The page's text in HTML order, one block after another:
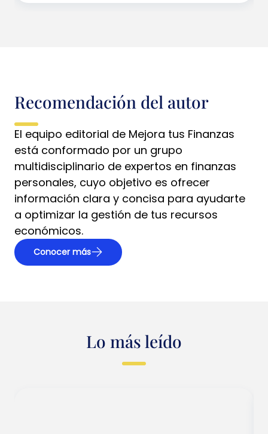
Recomendación del autor
El equipo editorial de Mejora tus Finanzas
está conformado por un grupo
multidisciplinario de expertos en finanzas
personales, cuyo objetivo es ofrecer
información clara y concisa para ayudarte
a optimizar la gestión de tus recursos
económicos.
Conocer más
Lo más leído